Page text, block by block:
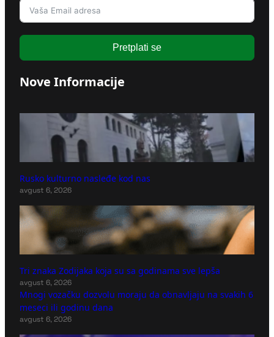
Pretplati se
Nove Informacije
Rusko kulturno nasleđe kod nas
avgust 6, 2026
Tri znaka Zodijaka koja su sa godinama sve lepša
avgust 6, 2026
Mnogi vozačku dozvolu moraju da obnavljaju na svakih 6
meseci ili godinu dana
avgust 6, 2026